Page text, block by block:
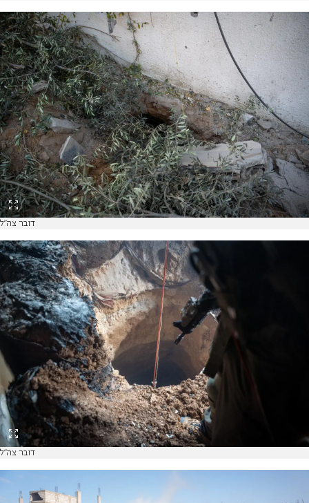
דובר צה"ל
דובר צה"ל